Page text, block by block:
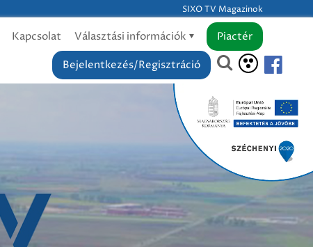
SIXO TV Magazinok
Kapcsolat Választási információk
Piactér
Bejelentkezés/Regisztráció